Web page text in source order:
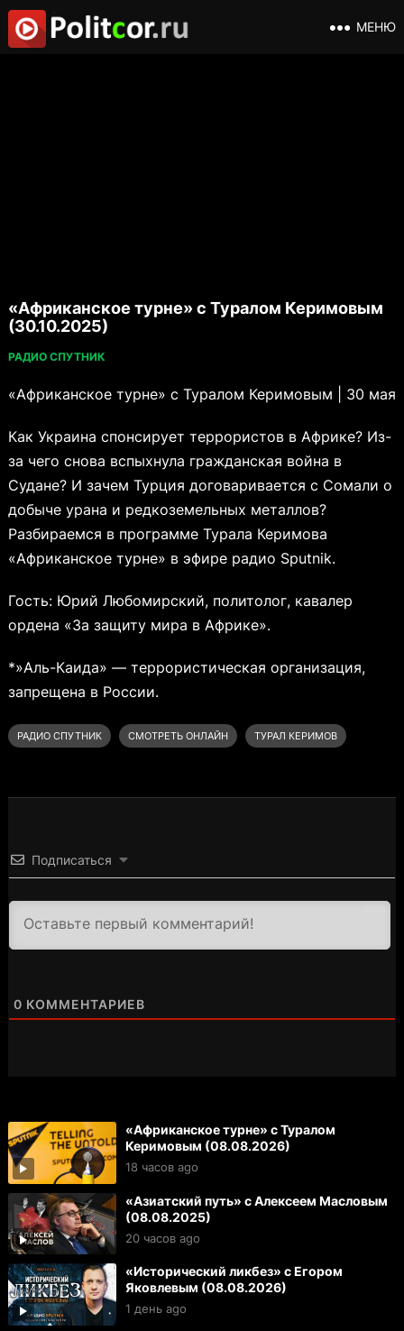
МЕНЮ
«Африканское турне» с Туралом Керимовым
(30.10.2025)
РАДИО СПУТНИК
«Африканское турне» с Туралом Керимовым | 30 мая
Как Украина спонсирует террористов в Африке? Из-
за чего снова вспыхнула гражданская война в
Судане? И зачем Турция договаривается с Сомали о
добыче урана и редкоземельных металлов?
Разбираемся в программе Турала Керимова
«Африканское турне» в эфире радио Sputnik.
Гость: Юрий Любомирский, политолог, кавалер
ордена «За защиту мира в Африке».
*»Аль-Каида» — террористическая организация,
запрещена в России.
РАДИО СПУТНИК СМОТРЕТЬ ОНЛАЙН ТУРАЛ КЕРИМОВ
Подписаться
0 КОММЕНТАРИЕВ
«Африканское турне» с Туралом
Керимовым (08.08.2026)
18 часов ago
«Азиатский путь» с Алексеем Масловым
(08.08.2025)
20 часов ago
«Исторический ликбез» с Егором
Яковлевым (08.08.2026)
1 день ago